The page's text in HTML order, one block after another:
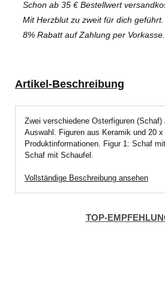
Schon ab 35 € Bestellwert
Mit Herzblut zu zweit für dich geführt.
8% Rabatt auf Zahlung per Vorkasse.
Artikel-Beschreibung
Zwei verschiedene Osterfiguren
Auswahl. Figuren aus Keramik und 20
Produktinformationen. Figur 1: Schaf
Schaf mit Schaufel.
Vollständige Beschreibung ansehen
TOP-